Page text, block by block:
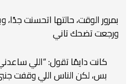
بمرور الوقت، حالتها اتحسنت جدًا،
ورجعت تضحك تاني
كانت دايمًا تقول: “اللي
بس، لكن الناس اللي وقفت